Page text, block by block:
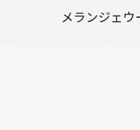
メランジェウ